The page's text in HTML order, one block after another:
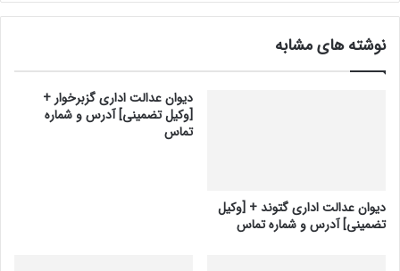
نوشته های مشابه
دیوان عدالت اداری گتوند + [وکیل
تضمینی] آدرس و شماره تماس
دیوان عدالت اداری گزبرخوار +
[وکیل تضمینی] آدرس و شماره
تماس